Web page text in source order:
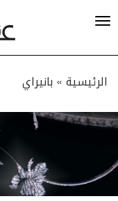
الرئيسية » بانيراي